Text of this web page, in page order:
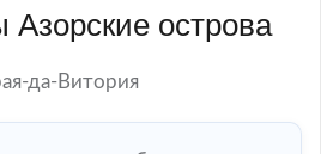
острова
да-Витория